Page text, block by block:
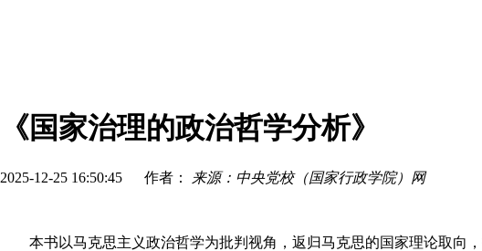
《国家治理的政治哲学分析》
2025-12-25 16:50:45 作者： 来源：中央党校（国家行政学院）网
本书以马克思主义政治哲学为批判视角，返归马克思的国家理论取向